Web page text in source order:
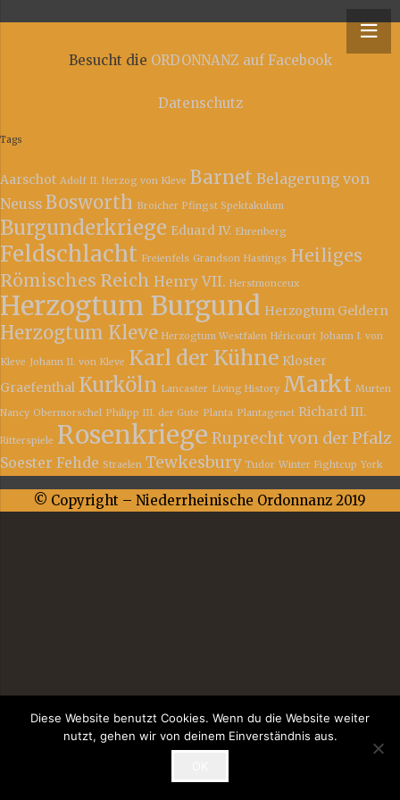
Niederrheinische Ordonnanz
Besucht die ORDONNANZ auf Facebook
Datenschutz
Tags
Aarschot Adolf II. Herzog von Kleve Barnet Belagerung von
Neuss Bosworth Broicher Pfingst Spektakulum
Burgunderkriege Eduard IV. Ehrenberg
Feldschlacht Freienfels Grandson Hastings Heiliges
Römisches Reich Henry VII. Herstmonceux
Herzogtum Burgund Herzogtum Geldern
Herzogtum Kleve Herzogtum Westfalen Héricourt Johann I. von
Kleve Johann II. von Kleve Karl der Kühne Kloster
Graefenthal Kurköln Lancaster Living History Markt Murten
Nancy Obermorschel Philipp III. der Gute Planta Plantagenet Richard III.
Ritterspiele Rosenkriege Ruprecht von der Pfalz
Soester Fehde Straelen Tewkesbury Tudor Winter Fightcup York
© Copyright – Niederrheinische Ordonnanz 2019
Diese Website benutzt Cookies. Wenn du die Website weiter
nutzt, gehen wir von deinem Einverständnis aus.